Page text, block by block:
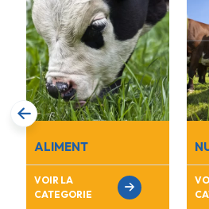
ALIMENT
VOIR LA
CATEGORIE